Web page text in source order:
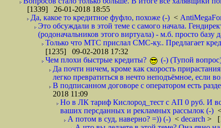
[1339] 26-01-2018 18:55
Да, какое то кредитное фуфло, похоже (-) <
Это обсуждали в этой теме с самого начала.
(родоначальников этого виртуала) - м.б. просто
Только что МТС прислал СМС-ку.. Предлагает
[1235] 09-02-2018 17:32
Чем плохи быстрые кредиты?
(-) (Тупой
Да почти ничем, кроме как скорость
легко превратиться в нечто неподъёмное, если
В подписанном договоре с оператором есть
2018 11:09
Но в ЛК тариф Кислород_тест с АП 0 руб. И
ваших персданных и рекламных рассылок (-)
А потом в суд, наверно? =)) (-) < decarch >